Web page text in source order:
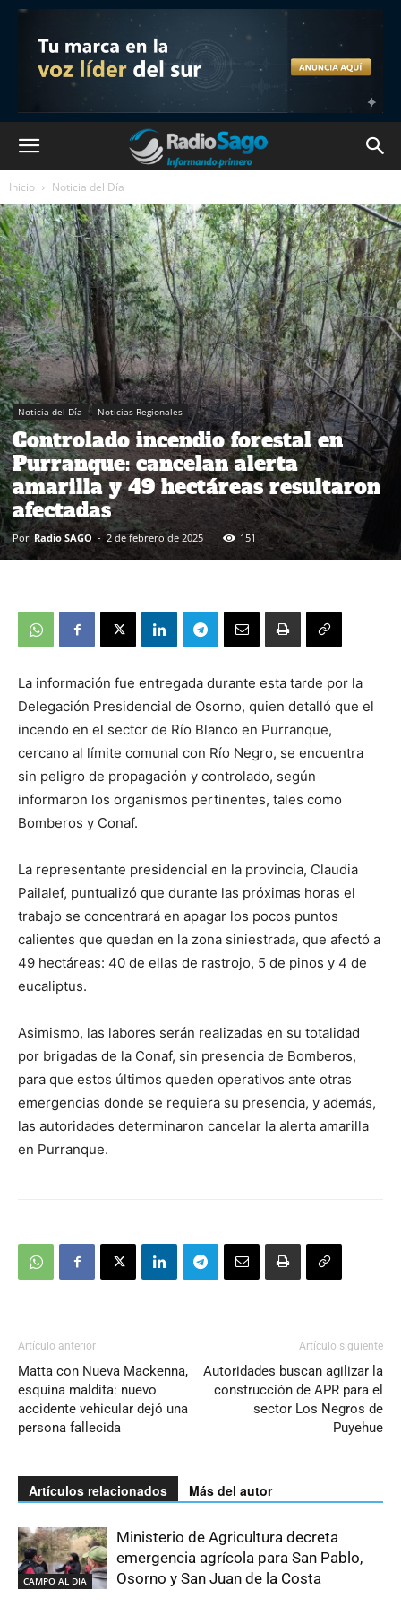
Inicio Noticia del Día
Noticia del Día Noticias Regionales
Controlado incendio forestal en
Purranque: cancelan alerta
amarilla y 49 hectáreas resultaron
afectadas
Por Radio SAGO - 2 de febrero de 2025 151
La información fue entregada durante esta tarde por la
Delegación Presidencial de Osorno, quien detalló que el
incendo en el sector de Río Blanco en Purranque,
cercano al límite comunal con Río Negro, se encuentra
sin peligro de propagación y controlado, según
informaron los organismos pertinentes, tales como
Bomberos y Conaf.
La representante presidencial en la provincia, Claudia
Pailalef, puntualizó que durante las próximas horas el
trabajo se concentrará en apagar los pocos puntos
calientes que quedan en la zona siniestrada, que afectó a
49 hectáreas: 40 de ellas de rastrojo, 5 de pinos y 4 de
eucaliptus.
Asimismo, las labores serán realizadas en su totalidad
por brigadas de la Conaf, sin presencia de Bomberos,
para que estos últimos queden operativos ante otras
emergencias donde se requiera su presencia, y además,
las autoridades determinaron cancelar la alerta amarilla
en Purranque.
Artículo anterior
Matta con Nueva Mackenna,
esquina maldita: nuevo
accidente vehicular dejó una
persona fallecida
Artículo siguiente
Autoridades buscan agilizar la
construcción de APR para el
sector Los Negros de
Puyehue
Artículos relacionados Más del autor
CAMPO AL DIA
Ministerio de Agricultura decreta
emergencia agrícola para San Pablo,
Osorno y San Juan de la Costa